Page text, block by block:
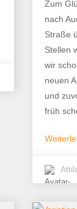
Zum
nach
Straße
Stellen
wir
neuen
und
früh